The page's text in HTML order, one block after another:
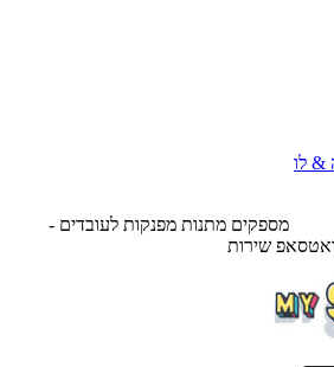
& לו
מפנקות לעובדים -
שירות